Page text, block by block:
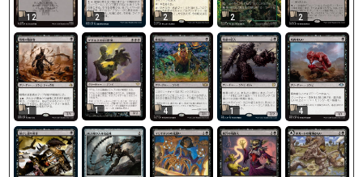
12 2 2 2 2
1 1 4 1 4